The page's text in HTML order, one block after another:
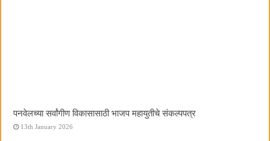
पनवेलच्या सर्वांगीण विकासासाठी भाजप महायुतीचे संकल्पपत्र
13th January 2026